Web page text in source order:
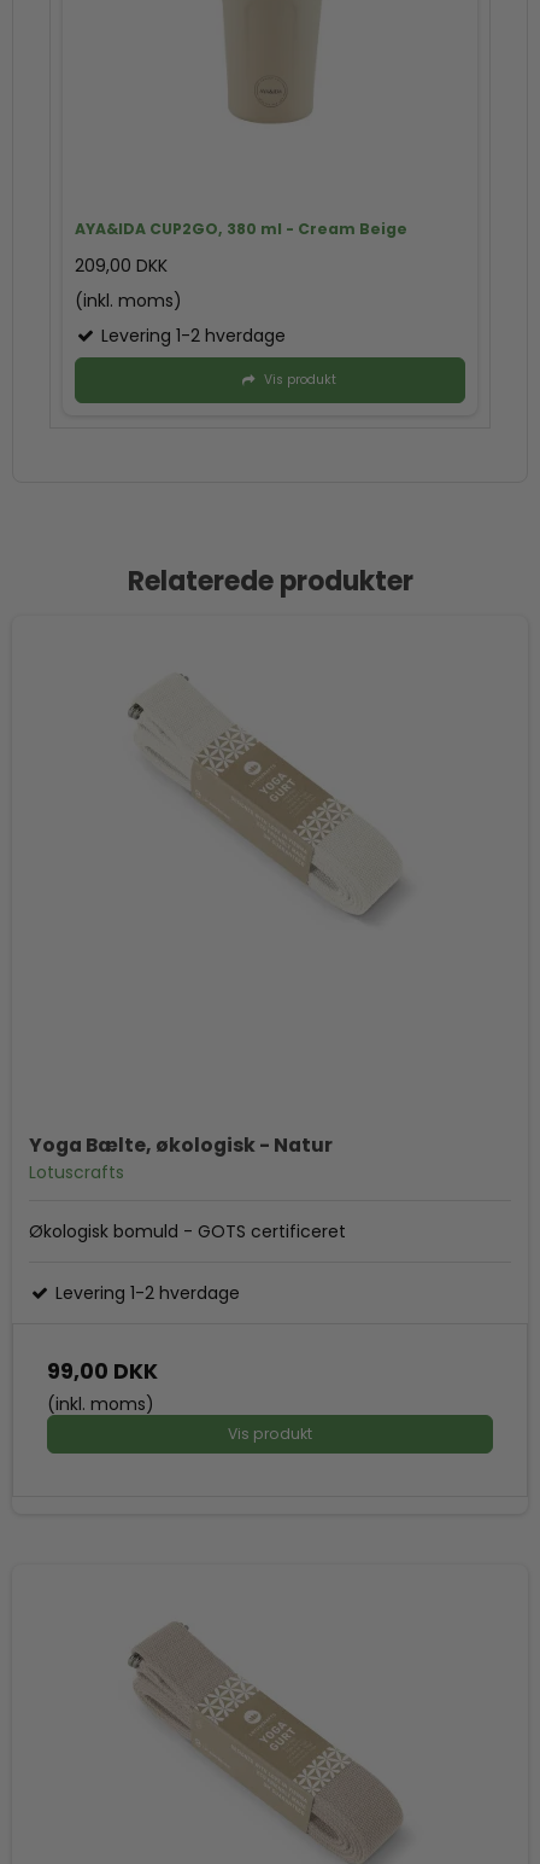
AYA&IDA CUP2GO, 380 ml - Cream Beige
209,00 DKK
(inkl. moms)
Levering 1-2 hverdage
Vis produkt
Relaterede produkter
Yoga Bælte, økologisk - Natur
Lotuscrafts
Økologisk bomuld - GOTS certificeret
Levering 1-2 hverdage
99,00 DKK
(inkl. moms)
Vis produkt